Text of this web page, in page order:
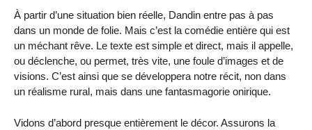
À partir d’une situation bien réelle, Dandin entre pas à pas
dans un monde de folie. Mais c’est la comédie entière qui est
un méchant rêve. Le texte est simple et direct, mais il appelle,
ou déclenche, ou permet, très vite, une foule d’images et de
visions. C’est ainsi que se développera notre récit, non dans
un réalisme rural, mais dans une fantasmagorie onirique.
Vidons d’abord presque entièrement le décor. Assurons la